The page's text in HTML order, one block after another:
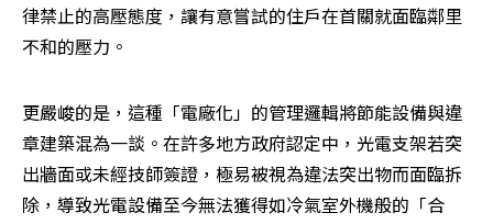
律禁止的高壓態度，讓有意嘗試的住戶在首關就面臨鄰里
不和的壓力。
更嚴峻的是，這種「電廠化」的管理邏輯將節能設備與違
章建築混為一談。在許多地方政府認定中，光電支架若突
出牆面或未經技師簽證，極易被視為違法突出物而面臨拆
除，導致光電設備至今無法獲得如冷氣室外機般的「合